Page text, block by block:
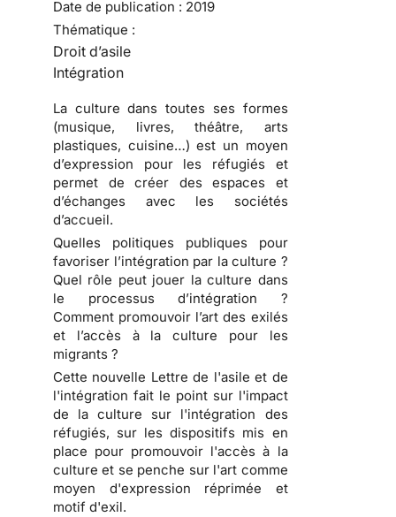
Date de publication : 2019
Thématique :
Droit d’asile
Intégration
La culture dans toutes ses formes
(musique, livres, théâtre, arts
plastiques, cuisine…) est un moyen
d’expression pour les réfugiés et
permet de créer des espaces et
d’échanges avec les sociétés
d’accueil.
Quelles politiques publiques pour
favoriser l’intégration par la culture ?
Quel rôle peut jouer la culture dans
le processus d’intégration ?
Comment promouvoir l’art des exilés
et l’accès à la culture pour les
migrants ?
Cette nouvelle Lettre de l'asile et de
l'intégration fait le point sur l'impact
de la culture sur l'intégration des
réfugiés, sur les dispositifs mis en
place pour promouvoir l'accès à la
culture et se penche sur l'art comme
moyen d'expression réprimée et
motif d'exil.